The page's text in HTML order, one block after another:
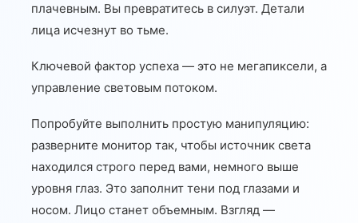
плачевным. Вы превратитесь в силуэт. Детали
лица исчезнут во тьме.
Ключевой фактор успеха — это не мегапиксели, а
управление световым потоком.
Попробуйте выполнить простую манипуляцию:
разверните монитор так, чтобы источник света
находился строго перед вами, немного выше
уровня глаз. Это заполнит тени под глазами и
носом. Лицо станет объемным. Взгляд —